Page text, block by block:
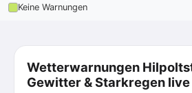
Keine Warnungen
Wetterwarnungen
Gewitter & Starkregen live